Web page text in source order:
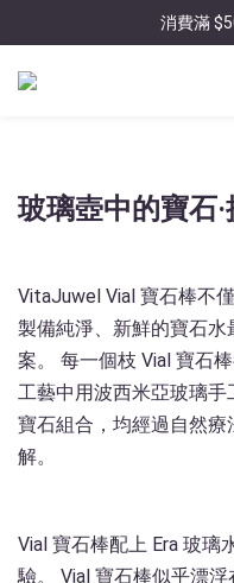
消費滿
玻璃壺中的寶石
VitaJuwel Vial 寶石棒不
製備純淨、新鮮的寶石
案。 每一個枝 Vial 寶石
工藝中用波西米亞玻璃
寶石組合，均經過自然
解。
Vial 寶石棒配上 Era 玻璃
驗。 Vial 寶石棒似乎漂